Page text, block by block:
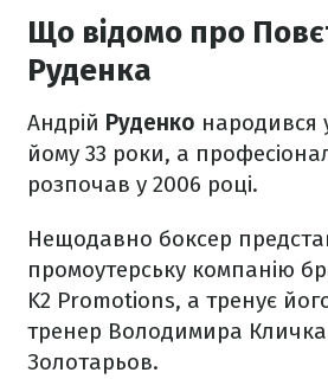
Що відомо про
Руденка
Андрій Руденко народився
йому 33 роки, а
розпочав у 2006 році.
Нещодавно боксер
промоутерську компанію
K2 Promotions, а тренує
тренер Володимира
Золотарьов.